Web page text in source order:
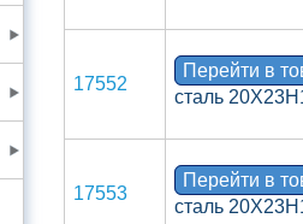
17552
Перейти в
сталь
17553
Перейти в
сталь